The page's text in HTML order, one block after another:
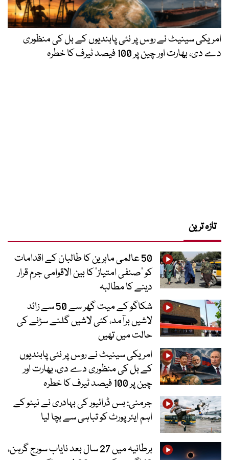
امریکی سینیٹ نے روس پر نئی پابندیوں کے بل کی منظوری
دے دی، بھارت اور چین پر 100 فیصد ٹیرف کا خطرہ
تازہ ترین
50 عالمی ماہرین کا طالبان کے اقدامات
کو ’صنفی امتیاز‘ کا بین الاقوامی جرم قرار
دینے کا مطالبہ
شکاگو کے میت گھر سے 50 سے زائد
لاشیں برآمد، کئی لاشیں گلنے سڑنے کی
حالت میں تھیں
امریکی سینیٹ نے روس پر نئی پابندیوں
کے بل کی منظوری دے دی، بھارت اور
چین پر 100 فیصد ٹیرف کا خطرہ
جرمنی: بس ڈرائیور کی بہادری نے نیٹو کے
اہم ایئرپورٹ کو تباہی سے بچا لیا
برطانیہ میں 27 سال بعد نایاب سورج گرہن،